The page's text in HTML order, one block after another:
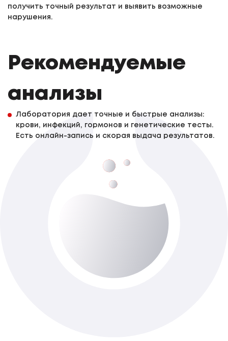
получить точный результат и выявить возможные
нарушения.
Рекомендуемые
анализы
Лаборатория дает точные и быстрые анализы:
крови, инфекций, гормонов и генетические тесты.
Есть онлайн-запись и скорая выдача результатов.
Доступно з виїздом додому